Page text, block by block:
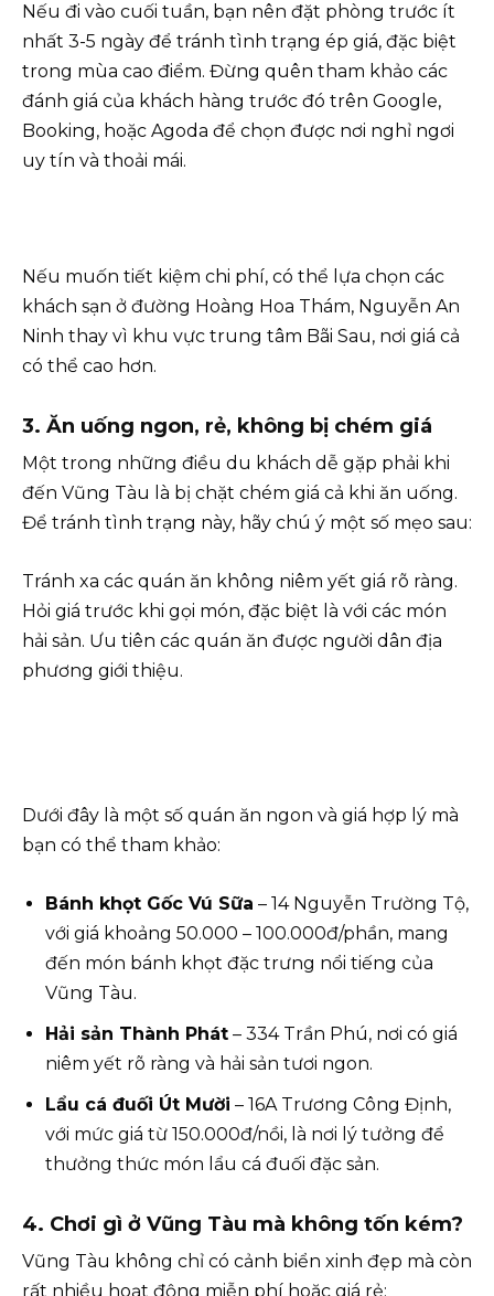
Nếu đi vào cuối tuần, bạn nên đặt phòng trước ít
nhất 3-5 ngày để tránh tình trạng ép giá, đặc biệt
trong mùa cao điểm. Đừng quên tham khảo các
đánh giá của khách hàng trước đó trên Google,
Booking, hoặc Agoda để chọn được nơi nghỉ ngơi
uy tín và thoải mái.
Nếu muốn tiết kiệm chi phí, có thể lựa chọn các
khách sạn ở đường Hoàng Hoa Thám, Nguyễn An
Ninh thay vì khu vực trung tâm Bãi Sau, nơi giá cả
có thể cao hơn.
3. Ăn uống ngon, rẻ, không bị chém giá
Một trong những điều du khách dễ gặp phải khi
đến Vũng Tàu là bị chặt chém giá cả khi ăn uống.
Để tránh tình trạng này, hãy chú ý một số mẹo sau:
Tránh xa các quán ăn không niêm yết giá rõ ràng.
Hỏi giá trước khi gọi món, đặc biệt là với các món
hải sản. Ưu tiên các quán ăn được người dân địa
phương giới thiệu.
Dưới đây là một số quán ăn ngon và giá hợp lý mà
bạn có thể tham khảo:
Bánh khọt Gốc Vú Sữa – 14 Nguyễn Trường Tộ,
với giá khoảng 50.000 – 100.000đ/phần, mang
đến món bánh khọt đặc trưng nổi tiếng của
Vũng Tàu.
Hải sản Thành Phát – 334 Trần Phú, nơi có giá
niêm yết rõ ràng và hải sản tươi ngon.
Lẩu cá đuối Út Mười – 16A Trương Công Định,
với mức giá từ 150.000đ/nồi, là nơi lý tưởng để
thưởng thức món lẩu cá đuối đặc sản.
4. Chơi gì ở Vũng Tàu mà không tốn kém?
Vũng Tàu không chỉ có cảnh biển xinh đẹp mà còn
rất nhiều hoạt động miễn phí hoặc giá rẻ: